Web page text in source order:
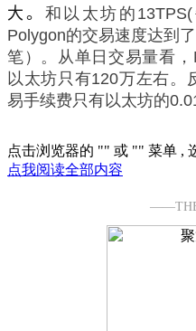
大。和以太坊的
Polygon的交易速度达到
笔）。从单日交易量看
以太坊只有120万左右。
易手续费只有以太坊的
点击浏览器的 "" 或 "" 菜单 ,
点我阅读全部内容